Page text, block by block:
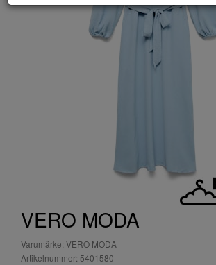
VERO MODA
Varumärke: VERO MODA
Artikelnummer: 5401580